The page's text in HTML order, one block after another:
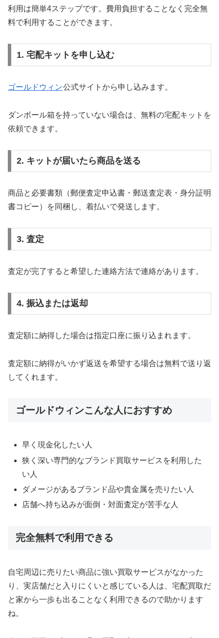
利用は簡単4ステップです。費用負担することなく完全無
料で利用することができます。
1. 宅配キットを申し込む
ゴールドウィン公式サイトから申し込みます。
ダンボール箱を持っていない場合は、無料の宅配キットを
依頼できます。
2. キットが届いたら商品を送る
商品と必要書類（郵便査定申込書・郵送査定表・身分証明
書コピー）を同梱し、着払いで発送します。
3. 査定
査定が完了すると希望した連絡方法で連絡があります。
4. 振込または返却
査定額に納得した場合は指定口座に振り込まれます。
査定額に納得がいかず返送を希望する場合は無料で送り返
してくれます。
ゴールドウィンこんな人におすすめ
早く現金化したい人
狭く深い専門的なブランド買取サービスを利用した
い人
ダメージがあるブランド品や貴金属を売りたい人
店舗へ持ち込みが面倒・対面査定が苦手な人
完全無料で利用できる
自宅周辺に売りたい商品に強い買取サービスがなかった
り、実店舗だと入りにくいと感じている人は、宅配買取だ
と家から一歩も出ることなく利用できるので助かります
ね。